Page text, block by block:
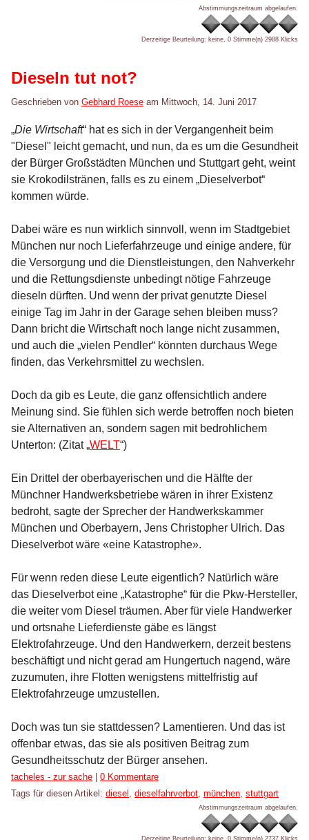
Abstimmungszeitraum abgelaufen.
Derzeitige Beurteilung: keine, 0 Stimme(n) 2988 Klicks
Dieseln tut not?
Geschrieben von Gebhard Roese am Mittwoch, 14. Juni 2017
„Die Wirtschaft“ hat es sich in der Vergangenheit beim
"Diesel" leicht gemacht, und nun, da es um die Gesundheit
der Bürger Großstädten München und Stuttgart geht, weint
sie Krokodilstränen, falls es zu einem „Dieselverbot“
kommen würde.
Dabei wäre es nun wirklich sinnvoll, wenn im Stadtgebiet
München nur noch Lieferfahrzeuge und einige andere, für
die Versorgung und die Dienstleistungen, den Nahverkehr
und die Rettungsdienste unbedingt nötige Fahrzeuge
dieseln dürften. Und wenn der privat genutzte Diesel
einige Tag im Jahr in der Garage sehen bleiben muss?
Dann bricht die Wirtschaft noch lange nicht zusammen,
und auch die „vielen Pendler“ könnten durchaus Wege
finden, das Verkehrsmittel zu wechslen.
Doch da gib es Leute, die ganz offensichtlich andere
Meinung sind. Sie fühlen sich werde betroffen noch bieten
sie Alternativen an, sondern sagen mit bedrohlichem
Unterton: (Zitat „WELT“)
Ein Drittel der oberbayerischen und die Hälfte der
Münchner Handwerksbetriebe wären in ihrer Existenz
bedroht, sagte der Sprecher der Handwerkskammer
München und Oberbayern, Jens Christopher Ulrich. Das
Dieselverbot wäre «eine Katastrophe».
Für wenn reden diese Leute eigentlich? Natürlich wäre
das Dieselverbot eine „Katastrophe“ für die Pkw-Hersteller,
die weiter vom Diesel träumen. Aber für viele Handwerker
und ortsnahe Lieferdienste gäbe es längst
Elektrofahrzeuge. Und den Handwerkern, derzeit bestens
beschäftigt und nicht gerad am Hungertuch nagend, wäre
zuzumuten, ihre Flotten wenigstens mittelfristig auf
Elektrofahrzeuge umzustellen.
Doch was tun sie stattdessen? Lamentieren. Und das ist
offenbar etwas, das sie als positiven Beitrag zum
Gesundheitsschutz der Bürger ansehen.
Kategorien:
tacheles - zur sache | 0 Kommentare
Tags für diesen Artikel: diesel dieselfahrverbot münchen stuttgart
Abstimmungszeitraum abgelaufen.
Derzeitige Beurteilung: keine, 0 Stimme(n) 2737 Klicks